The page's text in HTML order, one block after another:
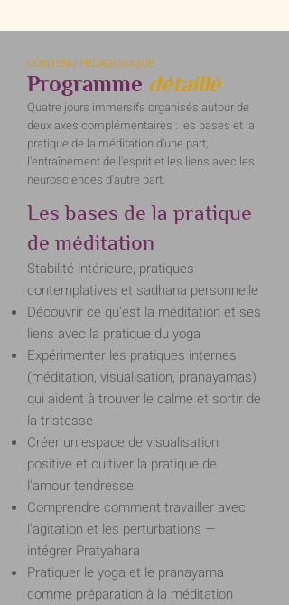
CONTENU PEDAGOGIQUE
Programme détaillé
Quatre jours immersifs organisés autour de
deux axes complémentaires : les bases et la
pratique de la méditation d'une part,
l'entraînement de l'esprit et les liens avec les
neurosciences d'autre part.
Les bases de la pratique
de méditation
Stabilité intérieure, pratiques
contemplatives et sadhana personnelle
Découvrir ce qu'est la méditation et ses
liens avec la pratique du yoga
Expérimenter les pratiques internes
(méditation, visualisation, pranayamas)
qui aident à trouver le calme et sortir de
la tristesse
Créer un espace de visualisation
positive et cultiver la pratique de
l'amour tendresse
Comprendre comment travailler avec
l'agitation et les perturbations —
intégrer Pratyahara
Pratiquer le yoga et le pranayama
comme préparation à la méditation